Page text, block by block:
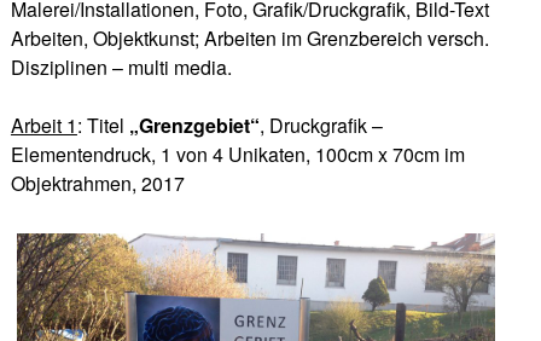
Malerei/Installationen, Foto, Grafik/Druckgrafik, Bild-Text
Arbeiten, Objektkunst; Arbeiten im Grenzbereich versch.
Disziplinen – multi media.
Arbeit 1: Titel „Grenzgebiet“, Druckgrafik –
Elementendruck, 1 von 4 Unikaten, 100cm x 70cm im
Objektrahmen, 2017